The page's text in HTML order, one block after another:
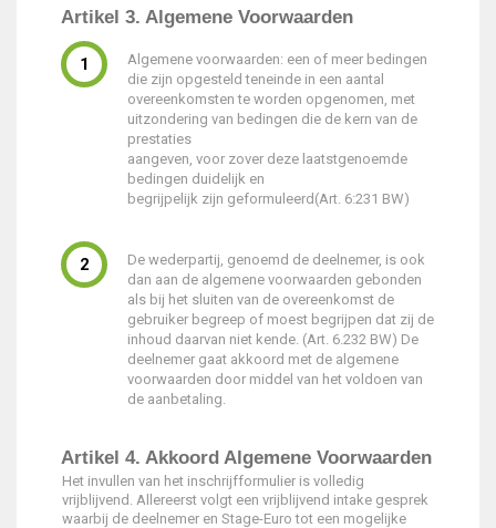
Artikel 3. Algemene Voorwaarden
Algemene voorwaarden: een of meer bedingen
die zijn opgesteld teneinde in een aantal
overeenkomsten te worden opgenomen, met
uitzondering van bedingen die de kern van de
prestaties
aangeven, voor zover deze laatstgenoemde
bedingen duidelijk en
begrijpelijk zijn geformuleerd(Art. 6:231 BW)
De wederpartij, genoemd de deelnemer, is ook
dan aan de algemene voorwaarden gebonden
als bij het sluiten van de overeenkomst de
gebruiker begreep of moest begrijpen dat zij de
inhoud daarvan niet kende. (Art. 6.232 BW) De
deelnemer gaat akkoord met de algemene
voorwaarden door middel van het voldoen van
de aanbetaling.
Artikel 4. Akkoord Algemene Voorwaarden
Het invullen van het inschrijfformulier is volledig
vrijblijvend. Allereerst volgt een vrijblijvend intake gesprek
waarbij de deelnemer en Stage-Euro tot een mogelijke